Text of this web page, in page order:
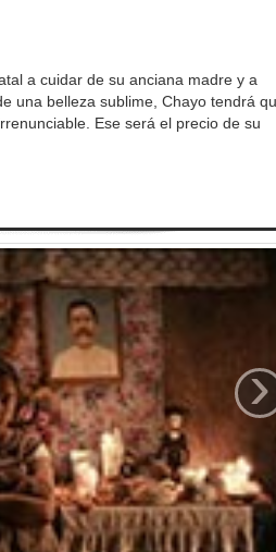
a cuidar de su anciana madre y a
una belleza sublime, Chayo tendrá
Ese será el precio de su
›